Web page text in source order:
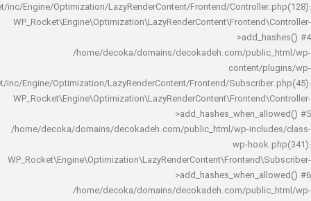
rocket/inc/Engine/Optimization/LazyRenderContent/Frontend/
/home/decoka/domains/decokadeh.com/
rocket/inc/Engine/Optimization/LazyRenderContent/Frontend/
/home/decoka/domains/decokadeh.com/public_html/wp-
wp-
/home/decoka/domains/decokadeh.com/